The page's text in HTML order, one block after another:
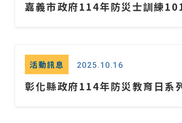
嘉義市政府114年防災士訓練
活動訊息 2025.10.16
彰化縣政府114年防災教育日系